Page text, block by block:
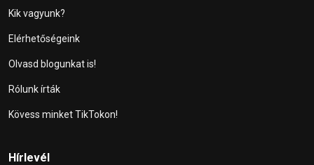
Kik vagyunk?
Elérhetőségeink
Olvasd blogunkat is!
Rólunk írták
Kövess minket TikTokon!
Hírlevél